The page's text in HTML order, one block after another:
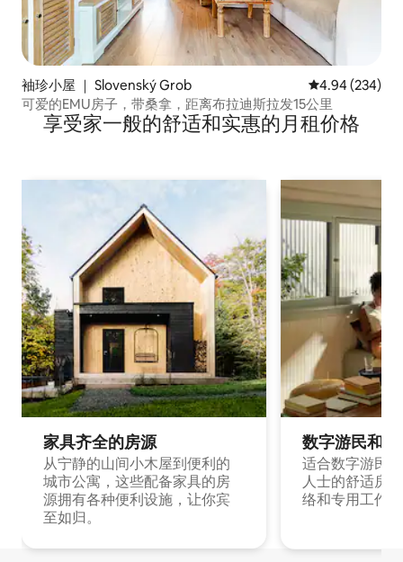
袖珍小屋 ｜ Slovenský Grob 平均评分 4.94
4.94 (234)
可爱的EMU房子，带桑拿，距离布拉迪斯拉发15公里
享受家一般的舒适和实惠的月租价格
家具齐全的房源
从宁静的山间小木屋到便利的
城市公寓，这些配备家具的房
源拥有各种便利设施，让你宾
至如归。
数字游民和
适合数字游民
人士的舒适房
络和专用工作